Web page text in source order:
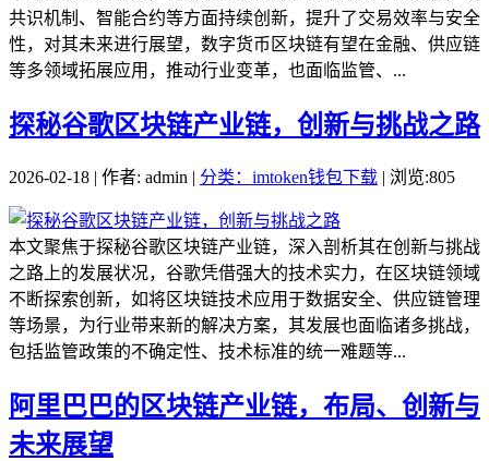
共识机制、智能合约等方面持续创新，提升了交易效率与安全
性，对其未来进行展望，数字货币区块链有望在金融、供应链
等多领域拓展应用，推动行业变革，也面临监管、...
探秘谷歌区块链产业链，创新与挑战之路
2026-02-18 | 作者: admin | 分类：imtoken钱包下载 | 浏览:805
本文聚焦于探秘谷歌区块链产业链，深入剖析其在创新与挑战
之路上的发展状况，谷歌凭借强大的技术实力，在区块链领域
不断探索创新，如将区块链技术应用于数据安全、供应链管理
等场景，为行业带来新的解决方案，其发展也面临诸多挑战，
包括监管政策的不确定性、技术标准的统一难题等...
阿里巴巴的区块链产业链，布局、创新与
未来展望